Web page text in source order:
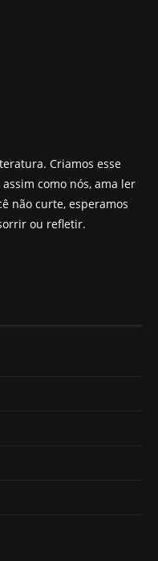
Criamos esse
como nós, ama ler
não curte, esperamos
ou refletir.